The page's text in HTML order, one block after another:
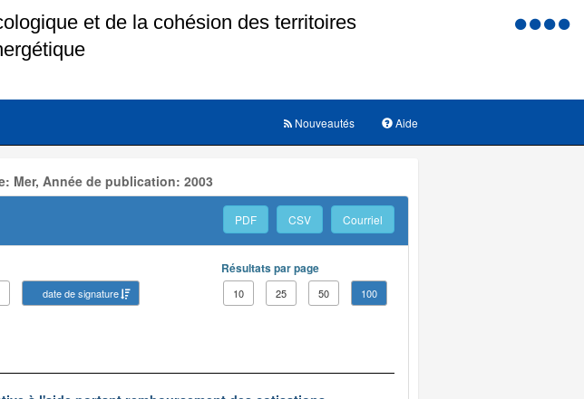
Menu
Aide
Nouveautés
Mer, Année de publication: 2003
PDF CSV Courriel
date de signature
Résultats par page
10 25 50 100